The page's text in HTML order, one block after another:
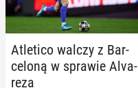
Atle­ti­co walczy z Bar­
ce­lo­ną w sprawie Alva­
re­za